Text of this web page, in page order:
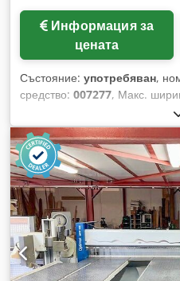
Информация за
цената
Състояние: употребяван,
средство: 007277, Макс.
дължина на панела: 2500 мм
купчината панели над пода:
4500 кг Dksdpfx Aast H Tyne